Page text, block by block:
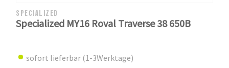
SPECIALIZED
Specialized MY16 Roval Traverse 38 650B
sofort lieferbar (1-3Werktage)